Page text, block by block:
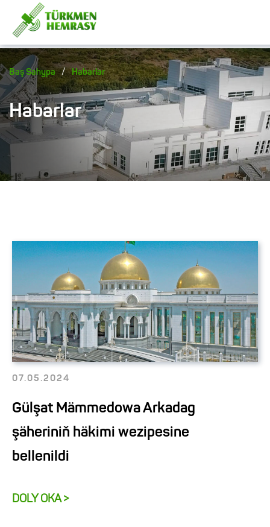
Baş Sahypa / Habarlar
Habarlar
07.05.2024
Gülşat Mämmedowa Arkadag
şäheriniň häkimi wezipesine
bellenildi
DOLY OKA >